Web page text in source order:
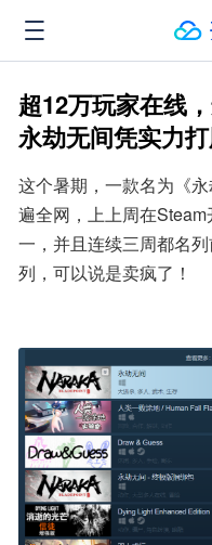
超12万玩家在线
永劫无间凭实力
这个暑期，一款名为《
遍全网，上上周在
一，并且连续三周都名
列，可以说是卖疯了！